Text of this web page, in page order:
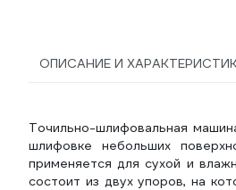
ОПИСАНИЕ И
Точильно-шлифовальная
шлифовке небольших
применяется для сухой и
состоит из двух упоров, на